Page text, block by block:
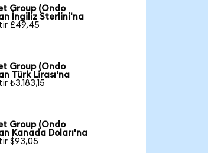
Group (Ondo
İngiliz Sterlini'na
£49,45
Group (Ondo
Türk Lirası'na
₺3.183,15
Group (Ondo
Kanada Doları'na
$93,05